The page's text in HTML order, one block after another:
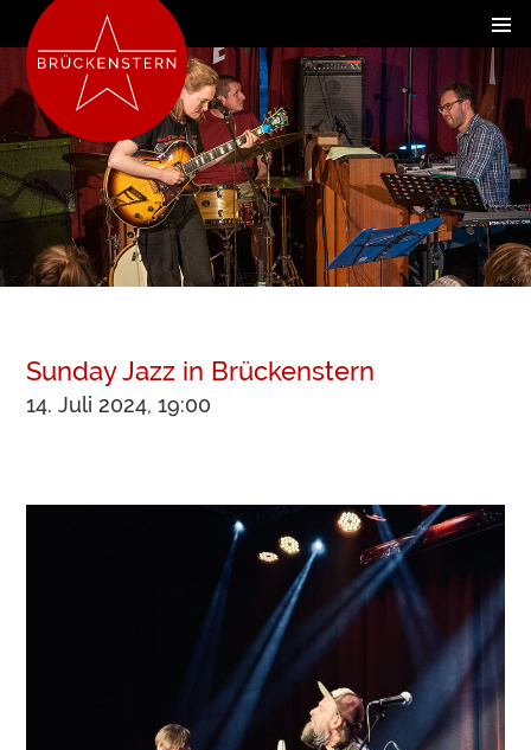
Sunday Jazz in Brückenstern
14. Juli 2024, 19:00